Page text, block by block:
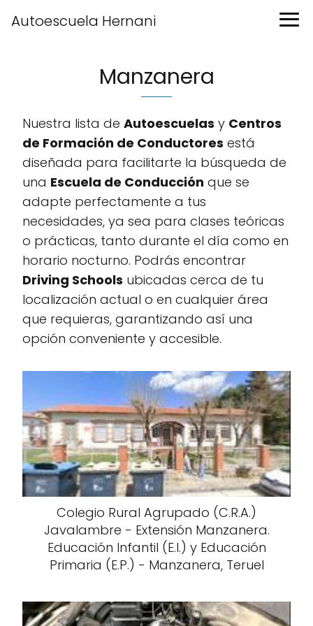
Autoescuela Hernani
Manzanera
Nuestra lista de Autoescuelas y Centros
de Formación de Conductores está
diseñada para facilitarte la búsqueda de
una Escuela de Conducción que se
adapte perfectamente a tus
necesidades, ya sea para clases teóricas
o prácticas, tanto durante el día como en
horario nocturno. Podrás encontrar
Driving Schools ubicadas cerca de tu
localización actual o en cualquier área
que requieras, garantizando así una
opción conveniente y accesible.
Colegio Rural Agrupado (C.R.A.)
Javalambre - Extensión Manzanera.
Educación Infantil (E.I.) y Educación
Primaria (E.P.) - Manzanera, Teruel